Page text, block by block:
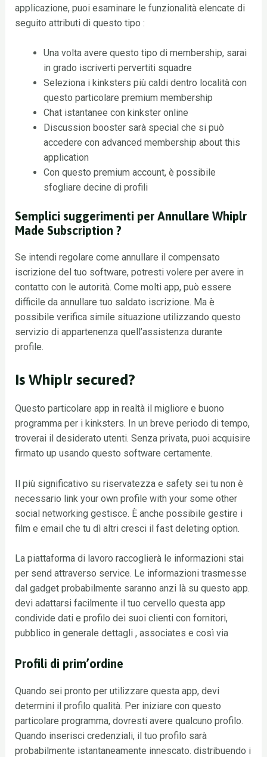
applicazione, puoi esaminare le funzionalità elencate di
seguito attributi di questo tipo :
Una volta avere questo tipo di membership, sarai
in grado iscriverti pervertiti squadre
Seleziona i kinksters più caldi dentro località con
questo particolare premium membership
Chat istantanee con kinkster online
Discussion booster sarà special che si può
accedere con advanced membership about this
application
Con questo premium account, è possibile
sfogliare decine di profili
Semplici suggerimenti per Annullare Whiplr
Made Subscription ?
Se intendi regolare come annullare il compensato
iscrizione del tuo software, potresti volere per avere in
contatto con le autorità. Come molti app, può essere
difficile da annullare tuo saldato iscrizione. Ma è
possibile verifica simile situazione utilizzando questo
servizio di appartenenza quell’assistenza durante
profile.
Is Whiplr secured?
Questo particolare app in realtà il migliore e buono
programma per i kinksters. In un breve periodo di tempo,
troverai il desiderato utenti. Senza privata, puoi acquisire
firmato up usando questo software certamente.
Il più significativo su riservatezza e safety sei tu non è
necessario link your own profile with your some other
social networking gestisce. È anche possibile gestire i
film e email che tu dì altri cresci il fast deleting option.
La piattaforma di lavoro raccoglierà le informazioni stai
per send attraverso service. Le informazioni trasmesse
dal gadget probabilmente saranno anzi là su questo app.
devi adattarsi facilmente il tuo cervello questa app
condivide dati e profilo dei suoi clienti con fornitori,
pubblico in generale dettagli , associates e così via
Profili di prim’ordine
Quando sei pronto per utilizzare questa app, devi
determini il profilo qualità. Per iniziare con questo
particolare programma, dovresti avere qualcuno profilo.
Quando inserisci credenziali, il tuo profilo sarà
probabilmente istantaneamente innescato. distribuendo i